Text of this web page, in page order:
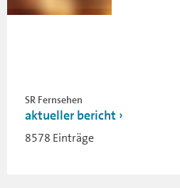
SR Fernsehen
aktueller bericht
8578 Einträge